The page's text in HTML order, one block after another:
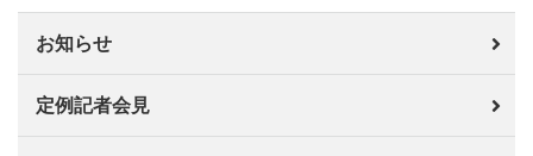
お知らせ
定例記者会見